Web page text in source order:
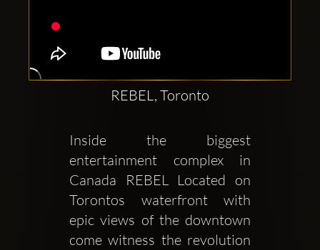
Clubbable:
REBEL, Toronto
Inside the biggest
entertainment complex in
Canada REBEL Located on
Torontos waterfront with
epic views of the downtown
come witness the revolution